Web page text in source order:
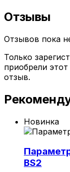
Отзывы
Отзывов пока
Только
приобрели
отзыв.
Новинка
BS2